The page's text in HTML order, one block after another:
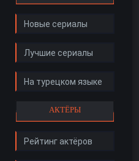
Новые сериалы
Лучшие сериалы
На турецком языке
АКТЁРЫ
Рейтинг актёров